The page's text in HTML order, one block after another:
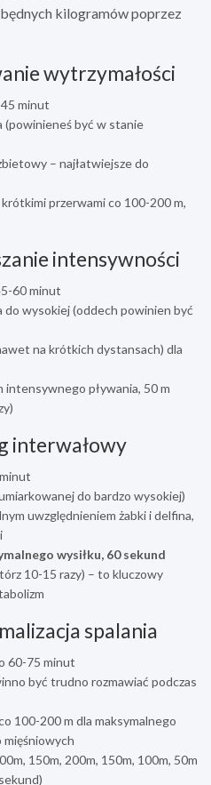
kilogramów poprzez
wytrzymałości
minut
być w stanie
– najłatwiejsze do
przerwami co 100-200 m,
intensywności
60 minut
wysokiej (oddech powinien być
na krótkich dystansach) dla
pływania, 50 m
interwałowy
do bardzo wysokiej)
uwzględnieniem żabki i delfina,
wysiłku, 60 sekund
10-15 razy) – to kluczowy
spalania
60-75 minut
być trudno rozmawiać podczas
100-200 m dla maksymalnego
mięśniowych
150m, 200m, 150m, 100m, 50m